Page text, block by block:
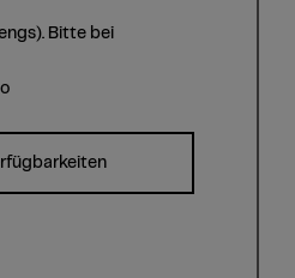
Bitte bei